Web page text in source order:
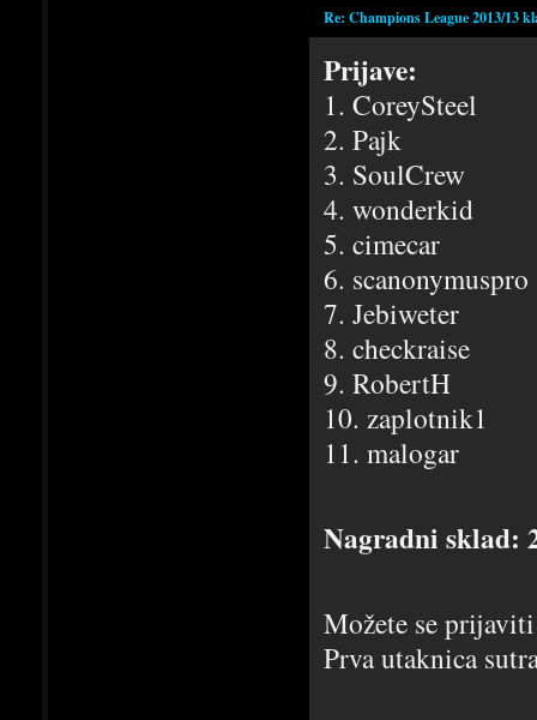
Re: Champions League 2013/13
Prijave:
1. CoreySteel
2. Pajk
3. SoulCrew
4. wonderkid
5. cimecar
6. scanonymuspro
7. Jebiweter
8. checkraise
9. RobertH
10. zaplotnik1
11. malogar
Nagradni sklad:
Možete se
Prva utaknica